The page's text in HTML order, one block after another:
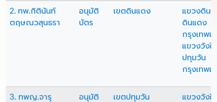
2. ทพ.กิตินันท์
ตฤษณวสุนธรา
อนุมัติ
บัตร
เขตดินแดง
แขวงดินแ
ดินแดง
กรุงเทพม
แขวงวังใ
ปทุมวัน
กรุงเทพม
3. ทพญ.จารุ
อนุมัติ
เขตปทุมวัน
แขวงวังใ